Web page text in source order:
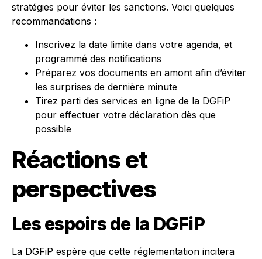
stratégies pour éviter les sanctions. Voici quelques
recommandations :
Inscrivez la date limite dans votre agenda, et
programmé des notifications
Préparez vos documents en amont afin d’éviter
les surprises de dernière minute
Tirez parti des services en ligne de la DGFiP
pour effectuer votre déclaration dès que
possible
Réactions et
perspectives
Les espoirs de la DGFiP
La DGFiP espère que cette réglementation incitera